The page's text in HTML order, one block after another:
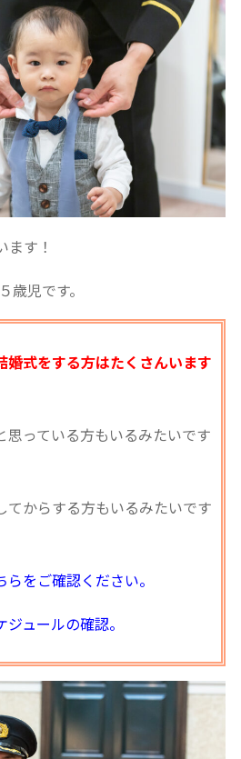
す！
歳児です。
婚式をする方はたくさんいます
思っている方もいるみたいです
てからする方もいるみたいです
をご確認ください。
ュールの確認。